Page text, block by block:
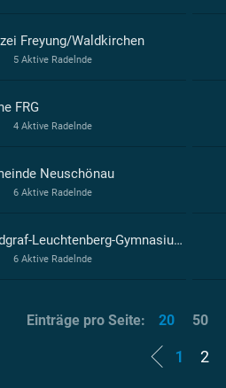
Freyung/Waldkirchen
5 Aktive Radelnde
FRG
4 Aktive Radelnde
Neuschönau
6 Aktive Radelnde
Landgraf-Leuchtenberg-Gymnasium Grafenau
6 Aktive Radelnde
1 2
Einträge pro Seite: 20 50